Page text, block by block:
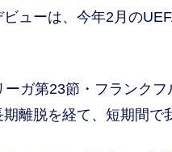
ューは、今年2月の
ガ第23節・フランク
離脱を経て、短期間で